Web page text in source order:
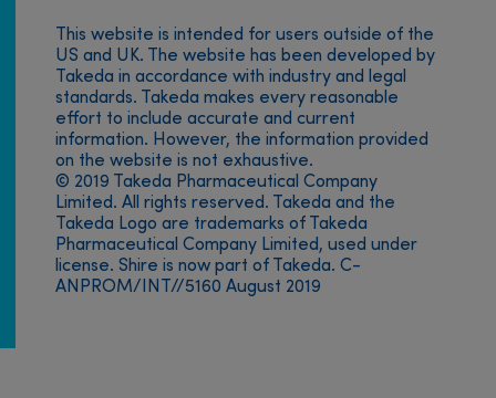
Footer
menu
This website is intended for users outside of the
US and UK. The website has been developed by
Takeda in accordance with industry and legal
standards. Takeda makes every reasonable
effort to include accurate and current
information. However, the information provided
on the website is not exhaustive.
© 2019 Takeda Pharmaceutical Company
Limited. All rights reserved. Takeda and the
Takeda Logo are trademarks of Takeda
Pharmaceutical Company Limited, used under
license. Shire is now part of Takeda. C-
ANPROM/INT//5160 August 2019